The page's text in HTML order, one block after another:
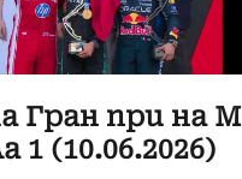
Гран при на
1 (10.06.2026)